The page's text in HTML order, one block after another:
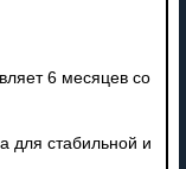
6 месяцев со
для стабильной и